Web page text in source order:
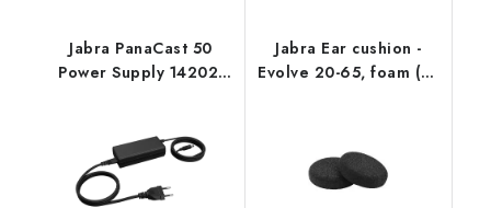
Jabra PanaCast 50
Power Supply 14202-
Jabra Ear cushion -
Evolve 20-65, foam (10